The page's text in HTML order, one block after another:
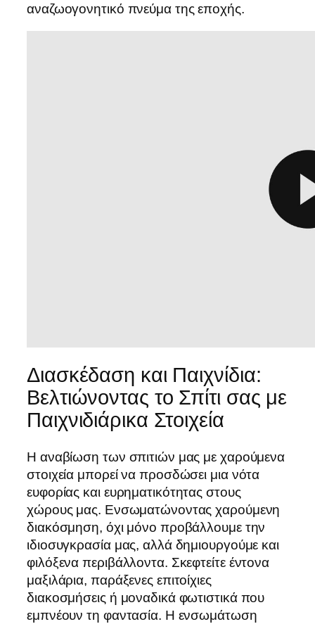
αναζωογονητικό πνεύμα της εποχής.
Διασκέδαση και Παιχνίδια:
Βελτιώνοντας το Σπίτι σας με
Παιχνιδιάρικα Στοιχεία
Η αναβίωση των σπιτιών μας με χαρούμενα
στοιχεία μπορεί να προσδώσει μια νότα
ευφορίας και ευρηματικότητας στους
χώρους μας. Ενσωματώνοντας χαρούμενη
διακόσμηση, όχι μόνο προβάλλουμε την
ιδιοσυγκρασία μας, αλλά δημιουργούμε και
φιλόξενα περιβάλλοντα. Σκεφτείτε έντονα
μαξιλάρια, παράξενες επιτοίχιες
διακοσμήσεις ή μοναδικά φωτιστικά που
εμπνέουν τη φαντασία. Η ενσωμάτωση